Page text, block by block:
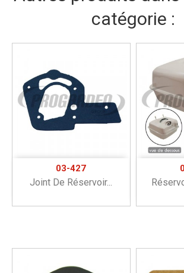
catégorie :
03-427
Joint De Réservoir...